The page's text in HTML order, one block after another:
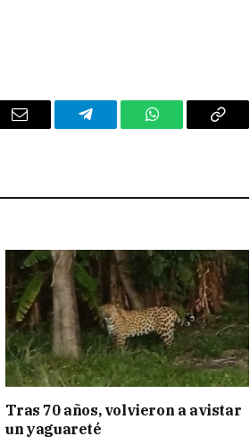
Email Telegram WhatsAppCopy
Tras 70 años, volvieron a avistar
un yaguareté